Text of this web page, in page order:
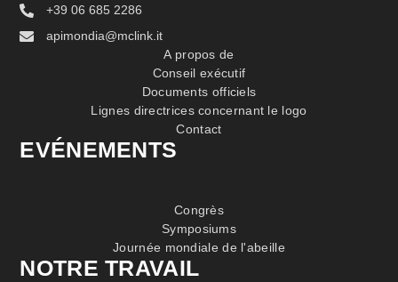
+39 06 685 2286
apimondia@mclink.it
A propos de
Conseil exécutif
Documents officiels
Lignes directrices concernant le logo
Contact
EVÉNEMENTS
Congrès
Symposiums
Journée mondiale de l'abeille
NOTRE TRAVAIL